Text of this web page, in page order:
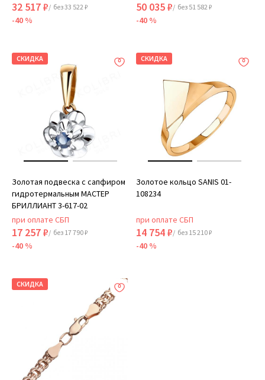
32 517 ₽/ без 33 522 ₽
-40 %
50 035 ₽/ без 51 582 ₽
-40 %
СКИДКА
Золотая подвеска с сапфиром
гидротермальным МАСТЕР
БРИЛЛИАНТ 3-617-02
при оплате СБП
17 257 ₽/ без 17 790 ₽
-40 %
СКИДКА
Золотое кольцо SANIS 01-
108234
при оплате СБП
14 754 ₽/ без 15 210 ₽
-40 %
СКИДКА